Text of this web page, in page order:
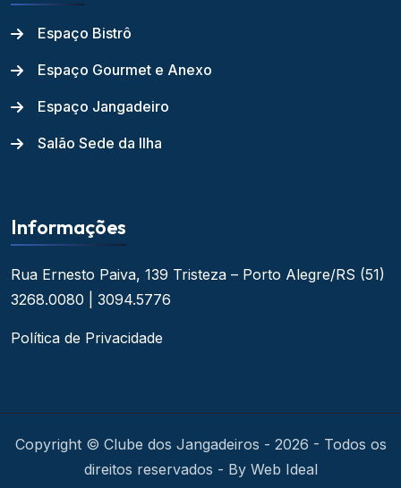
Espaço Bistrô
Espaço Gourmet e Anexo
Espaço Jangadeiro
Salão Sede da Ilha
Informações
Rua Ernesto Paiva, 139 Tristeza – Porto Alegre/RS (51)
3268.0080 | 3094.5776
Política de Privacidade
Copyright © Clube dos Jangadeiros - 2026 - Todos os
direitos reservados - By Web Ideal